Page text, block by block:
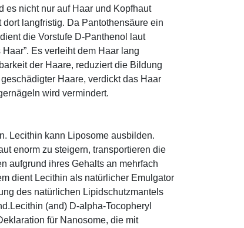
es nicht nur auf Haar und Kopfhaut
langfristig. Da Pantothensäure ein
die Vorstufe D-Panthenol laut
Es verleiht dem Haar lang
der Haare, reduziert die Bildung
Haare, verdickt das Haar
wird vermindert.
Lecithin kann Liposome ausbilden.
enorm zu steigern, transportieren die
aufgrund ihres Gehalts an mehrfach
dient Lecithin als natürlicher Emulgator
des natürlichen Lipidschutzmantels
(and) D-alpha-Tocopheryl
für Nanosome, die mit